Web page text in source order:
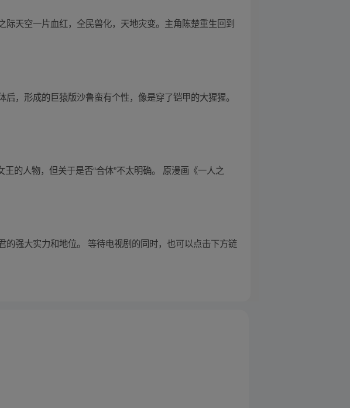
际天空一片血红，全民兽化，天地灾变。主角陈楚重生回到
，形成的巨猿版沙鲁蛮有个性，像是穿了铠甲的大猩猩。
的人物，但关于是否“合体”不太明确。 原漫画《一人之
强大实力和地位。 等待电视剧的同时，也可以点击下方链